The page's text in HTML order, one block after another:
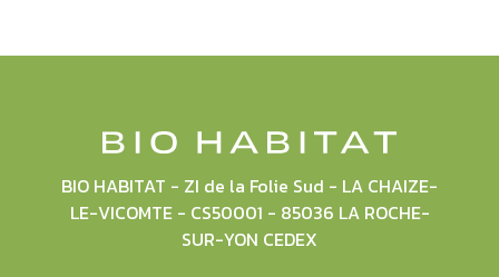
BIO HABITAT - ZI de la Folie Sud - LA CHAIZE-
LE-VICOMTE - CS50001 - 85036 LA ROCHE-
SUR-YON CEDEX